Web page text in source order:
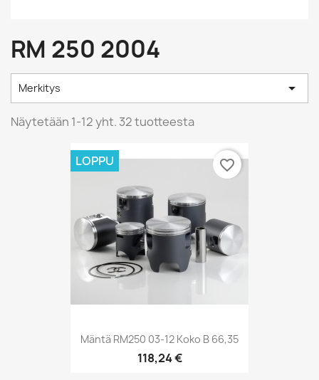
RM 250 2004
Merkitys 
Näytetään 1-12 yht. 32 tuotteesta
Mäntä RM250 03-12 Koko B 66,35
118,24 €
LOPPU favorite_border